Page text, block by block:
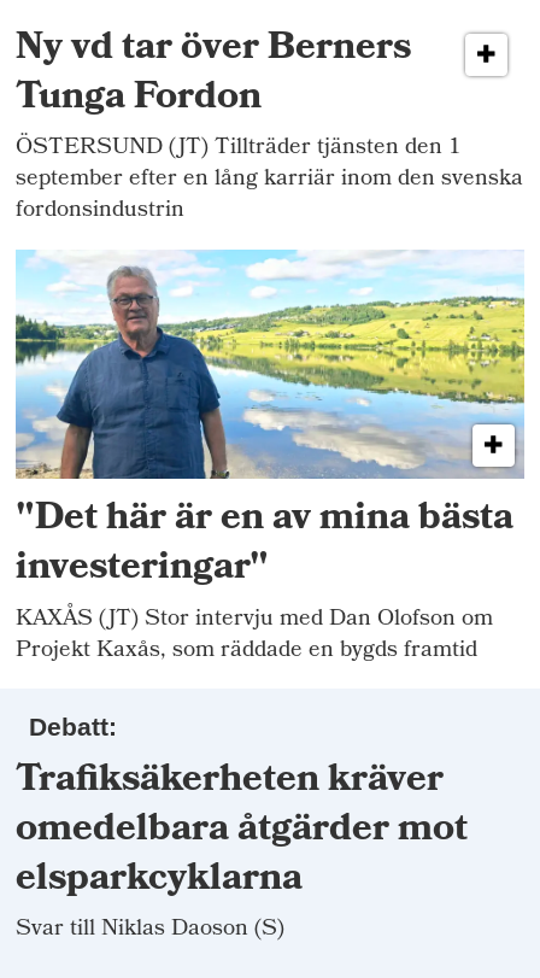
Ny vd tar över Berners
Tunga Fordon
ÖSTERSUND (JT) Tillträder tjänsten den 1
september efter en lång karriär inom den svenska
fordonsindustrin
"Det här är en av mina bästa
investeringar"
KAXÅS (JT) Stor intervju med Dan Olofson om
Projekt Kaxås, som räddade en bygds framtid
Debatt:
Trafiksäkerheten kräver
omedelbara åtgärder mot
elsparkcyklarna
Svar till Niklas Daoson (S)